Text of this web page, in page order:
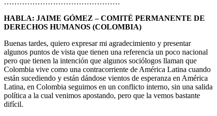
………………………………………
HABLA: JAIME GÓMEZ – COMITÉ PERMANENTE DE
DERECHOS HUMANOS (COLOMBIA)
Buenas tardes, quiero expresar mi agradecimiento y presentar
algunos puntos de vista que tienen una referencia un poco nacional
pero que tienen la intención que algunos sociólogos llaman que
Colombia vive como una contracorriente de América Latina cuando
están sucediendo y están dándose vientos de esperanza en América
Latina, en Colombia seguimos en un conflicto interno, sin una salida
política a la cual venimos apostando, pero que la vemos bastante
difícil.